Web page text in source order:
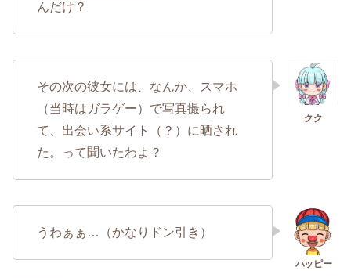
んだけ？
その次の彼女には、なんか、スマホ
（当時はガラゲー）で写真撮られ
て、出会い系サイト（？）に晒され
た。って聞いたわよ？
うわぁぁ…（かなりドン引き）